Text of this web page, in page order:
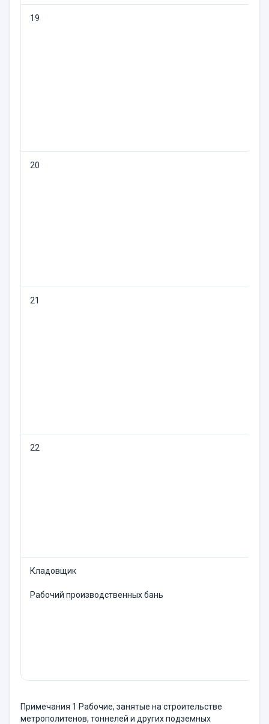
19
20
21
22
Кладовщик
Рабочий производствен­ных бань
Примечания 1 Рабочие, занятые на строительстве
метропо­литенов, тоннелей и других подземных